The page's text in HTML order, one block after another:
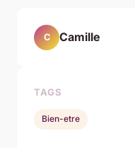
C Camille
TAGS
Bien-etre